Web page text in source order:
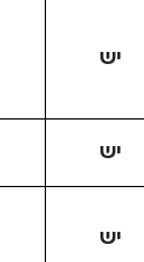
יש
יש
יש